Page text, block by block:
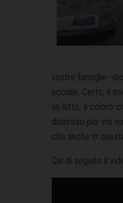
vostre famiglie -
sociale. Certo, il
un lutto, a coloro
doloroso per voi
che anche in
Qui di seguito il